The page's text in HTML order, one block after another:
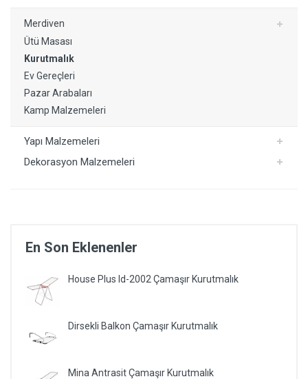
Merdiven
Ütü Masası
Kurutmalık
Ev Gereçleri
Pazar Arabaları
Kamp Malzemeleri
Yapı Malzemeleri
Dekorasyon Malzemeleri
En Son Eklenenler
House Plus ld-2002 Çamaşır Kurutmalık
Dirsekli Balkon Çamaşır Kurutmalık
Mina Antrasit Çamaşır Kurutmalık